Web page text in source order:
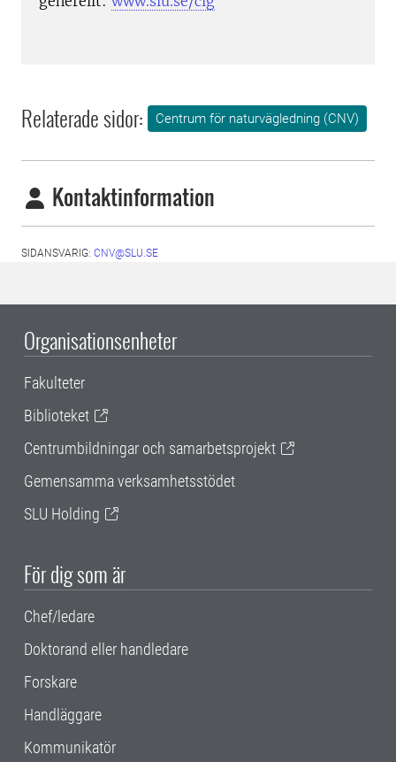
Relaterade sidor: Centrum för naturvägledning (CNV)
Kontaktinformation
SIDANSVARIG: CNV@SLU.SE
Organisationsenheter
Fakulteter
Biblioteket
Centrumbildningar och samarbetsprojekt
Gemensamma verksamhetsstödet
SLU Holding
För dig som är
Chef/ledare
Doktorand eller handledare
Forskare
Handläggare
Kommunikatör